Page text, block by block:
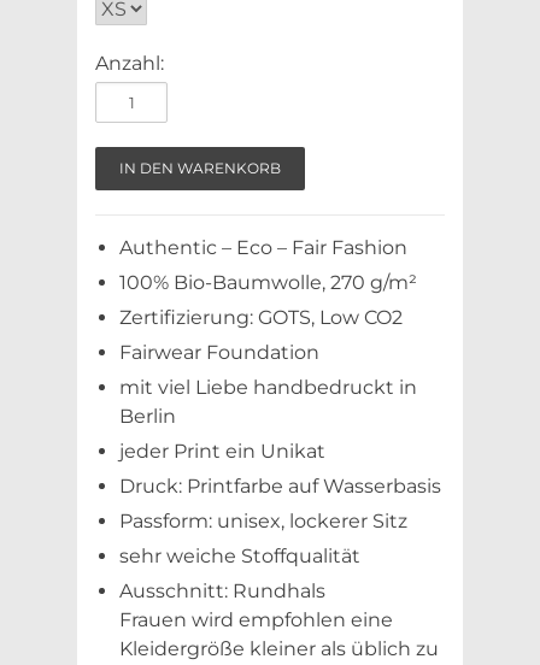
Anzahl:
Authentic – Eco – Fair Fashion
100% Bio-Baumwolle, 270 g/m²
Zertifizierung: GOTS, Low CO2
Fairwear Foundation
mit viel Liebe handbedruckt in
Berlin
jeder Print ein Unikat
Druck: Printfarbe auf Wasserbasis
Passform: unisex, lockerer Sitz
sehr weiche Stoffqualität
Ausschnitt: Rundhals
Frauen wird empfohlen eine
Kleidergröße kleiner als üblich zu